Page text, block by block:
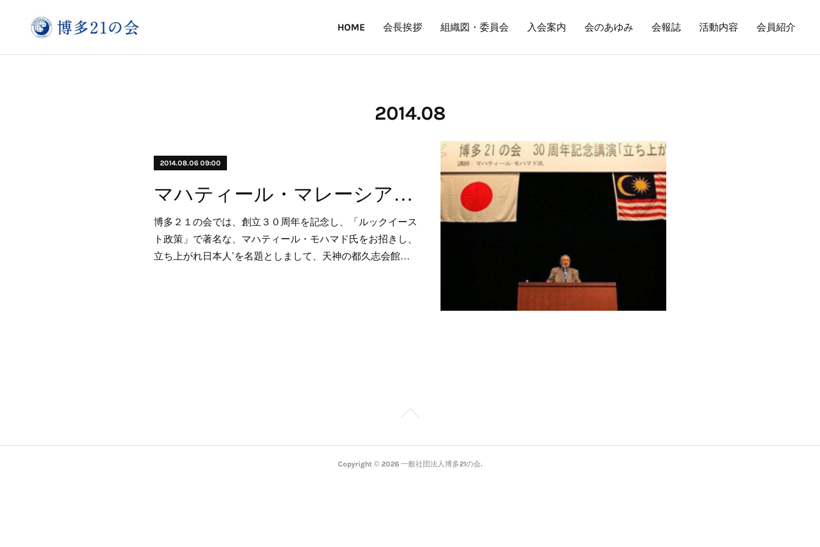
HOME 会長挨拶 組織図・委員会 入会案内 会のあゆみ 会報誌 活動内容 会員紹介
2014.08
2014.08.06 09:00
マハティール・マレーシア元首相の記念特別講演会を開催
博多２１の会では、創立３０周年を記念し、「ルックイース
ト政策」で著名な、マハティール・モハマド氏をお招きし、
立ち上がれ日本人’を名題としまして、天神の都久志会館…
Copyright © 2026 一般社団法人博多21の会.